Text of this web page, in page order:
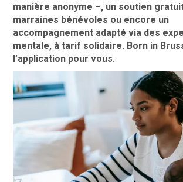
manière anonyme –, un soutien
marraines bénévoles ou encore un
accompagnement adapté via des
mentale, à tarif solidaire. Born in
l’application pour vous.